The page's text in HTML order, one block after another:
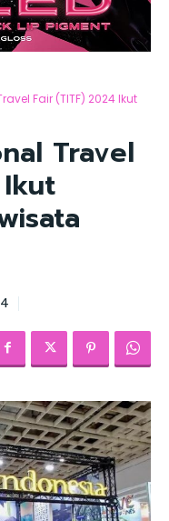
Fair (TITF) 2024 Ikut
Travel